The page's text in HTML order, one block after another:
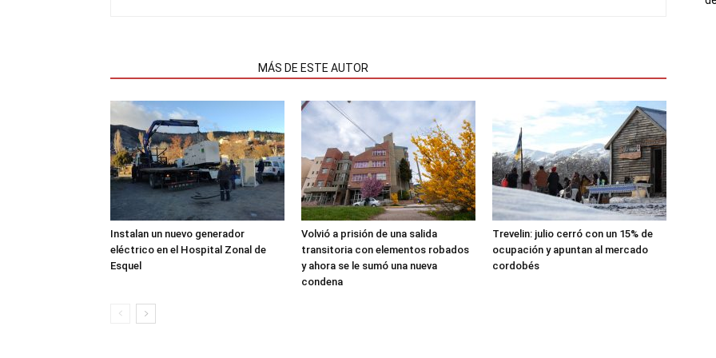
MÁS DE ESTE AUTOR
Instalan un nuevo generador
eléctrico en el Hospital Zonal de
Esquel
Volvió a prisión de una salida
transitoria con elementos robados
y ahora se le sumó una nueva
condena
Trevelin: julio cerró con un 15% de
ocupación y apuntan al mercado
cordobés